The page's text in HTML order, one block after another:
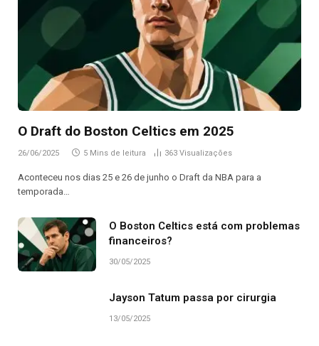
O Draft do Boston Celtics em 2025
26/06/2025 5 Mins de leitura 363 Visualizações
Aconteceu nos dias 25 e 26 de junho o Draft da NBA para a
temporada…
O Boston Celtics está com problemas
financeiros?
30/05/2025
Jayson Tatum passa por cirurgia
13/05/2025